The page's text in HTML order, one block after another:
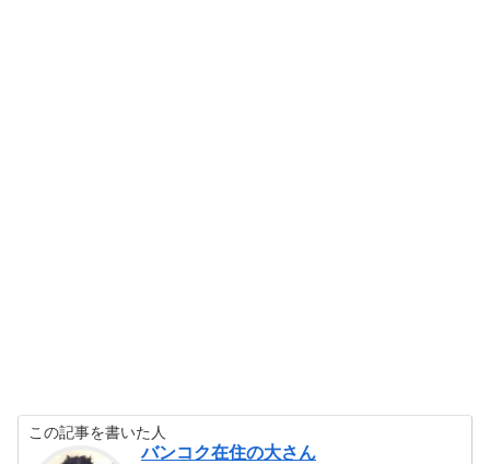
この記事を書いた人
バンコク在住の大さん